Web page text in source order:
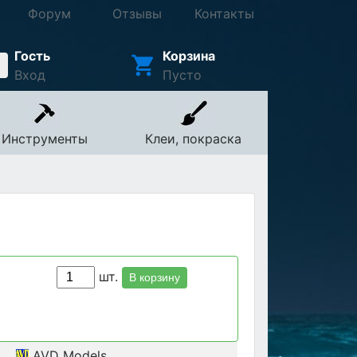
Форум Отзывы Контакты
Гость
Вход
Корзина
Пусто
Инструменты Клеи, покраска
шт. В корзину